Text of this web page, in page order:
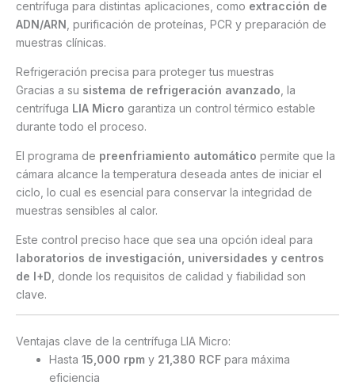
centrífuga para distintas aplicaciones, como extracción de
ADN/ARN , purificación de proteínas, PCR y preparación de
muestras clínicas.
Refrigeración precisa para proteger tus muestras
Gracias a su sistema de refrigeración avanzado , la
centrífuga LIA Micro garantiza un control térmico estable
durante todo el proceso.
El programa de preenfriamiento automático permite que la
cámara alcance la temperatura deseada antes de iniciar el
ciclo, lo cual es esencial para conservar la integridad de
muestras sensibles al calor.
Este control preciso hace que sea una opción ideal para
laboratorios de investigación, universidades y centros
de I+D , donde los requisitos de calidad y fiabilidad son
clave.
Ventajas clave de la centrífuga LIA Micro:
Hasta 15,000 rpm y 21,380 RCF para máxima
eficiencia